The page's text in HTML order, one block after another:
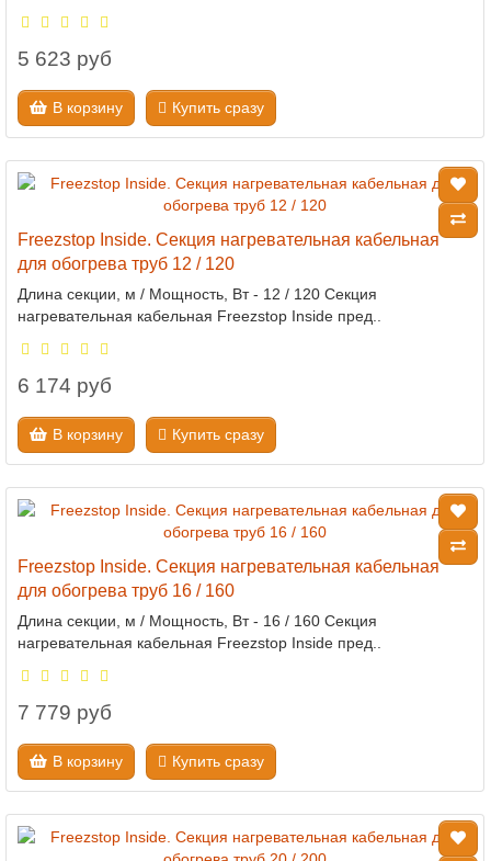
5 623 руб
В корзину Купить сразу
Freezstop Inside. Секция нагревательная кабельная
для обогрева труб 12 / 120
Длина секции, м / Мощность, Вт - 12 / 120 Секция
нагревательная кабельная Freezstop Inside пред..
6 174 руб
В корзину Купить сразу
Freezstop Inside. Секция нагревательная кабельная
для обогрева труб 16 / 160
Длина секции, м / Мощность, Вт - 16 / 160 Секция
нагревательная кабельная Freezstop Inside пред..
7 779 руб
В корзину Купить сразу